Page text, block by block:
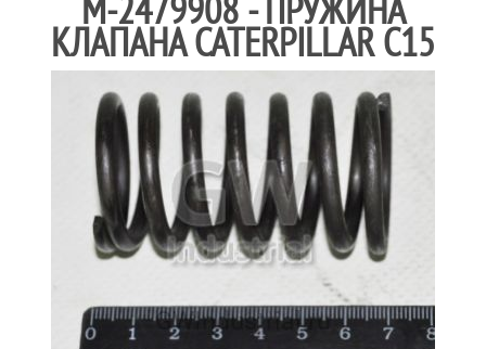
КЛАПАНА CATERPILLAR C15